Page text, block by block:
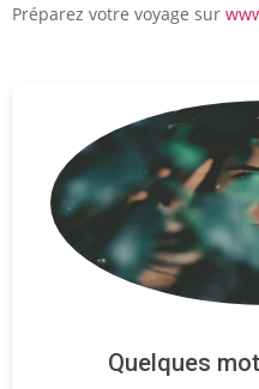
Préparez votre voyage sur
Quelques